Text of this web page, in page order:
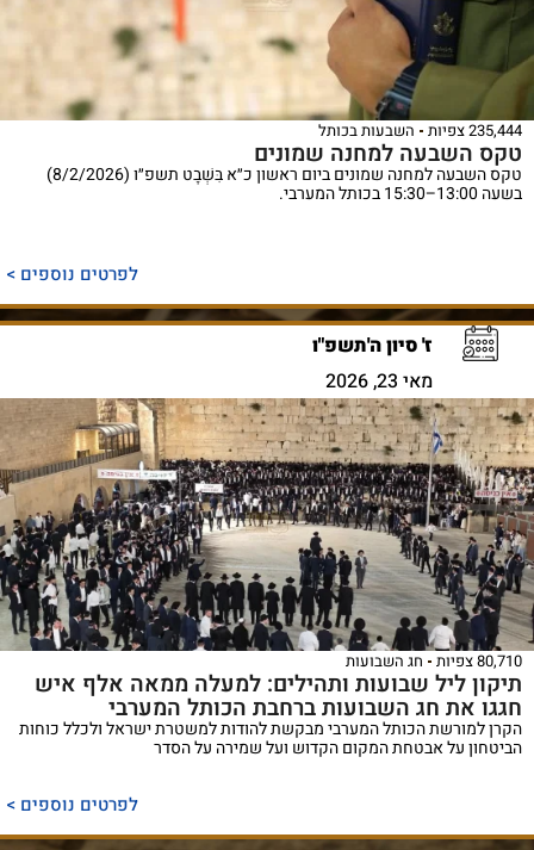
235,444 צפיות השבעות בכותל
טקס השבעה למחנה שמונים
טקס השבעה למחנה שמונים ביום ראשון כ״א בִּשְׁבָט תשפ״ו (8/2/2026)
בשעה 13:00–15:30 בכותל המערבי.
לפרטים נוספים >
ז' סיון ה'תשפ"ו
מאי 23, 2026
80,710 צפיות חג השבועות
תיקון ליל שבועות ותהילים: למעלה ממאה אלף איש
חגגו את חג השבועות ברחבת הכותל המערבי
הקרן למורשת הכותל המערבי מבקשת להודות למשטרת ישראל ולכלל כוחות
הביטחון על אבטחת המקום הקדוש ועל שמירה על הסדר
לפרטים נוספים >